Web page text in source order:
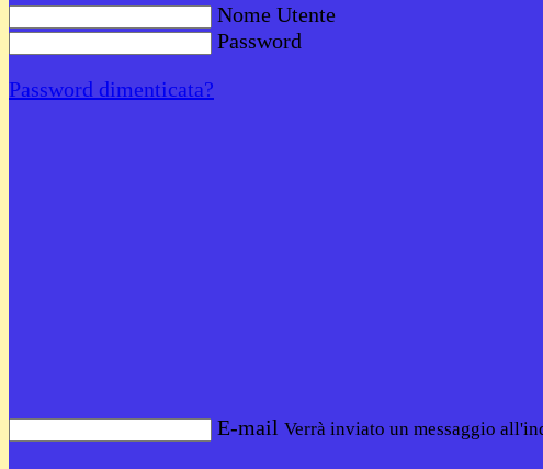
Nome Utente
Password
Password dimenticata?
E-mail Verrà inviato un messaggio